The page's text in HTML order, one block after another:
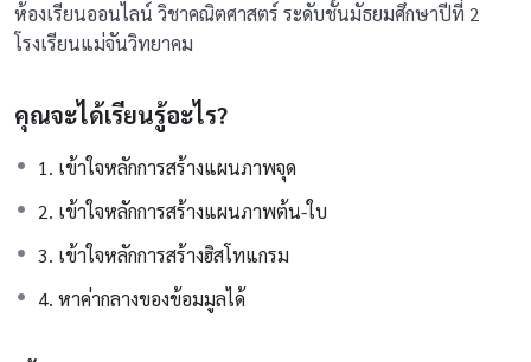
ห้องเรียนออนไลน์ วิชาคณิตศาสตร์ ระดับชั้นมัธยมศึกษาปีที่ 2
โรงเรียนแม่จันวิทยาคม
คุณจะได้เรียนรู้อะไร?
1. เข้าใจหลักการสร้างแผนภาพจุด
2. เข้าใจหลักการสร้างแผนภาพต้น-ใบ
3. เข้าใจหลักการสร้างฮิสโทแกรม
4. หาค่ากลางของข้อมมูลได้